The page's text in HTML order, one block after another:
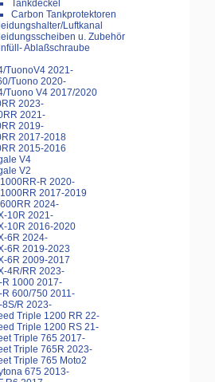
Tankdeckel
Carbon Tankprotektoren
Luftkanal
u. Zubehör
Ablaßschraube
TuonoV4 2021-
Tuono 2020-
Tuono V4 2017/2020
2023-
2021-
2019-
2017-2018
2015-2016
V4
V2
R 2020-
2017-2019
2024-
10R 2021-
10R 2016-2020
6R 2024-
6R 2019-2023
6R 2009-2017
4R/RR 2023-
R 1000 2017-
600/750 2011-
8S/R 2023-
Triple 1200 RR 22-
Triple 1200 RS 21-
Triple 765 2017-
Triple 765R 2023-
Triple 765 Moto2
675 2013-